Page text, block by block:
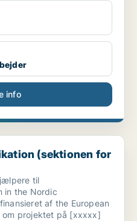
info
for Filosofi...
(sektionen for
til
in the Nordic
af the European
Se mere om projektet på [xxxxx]